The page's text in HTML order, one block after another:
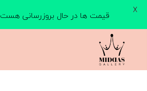
قیمت ها در حال بروزرسانی هست X